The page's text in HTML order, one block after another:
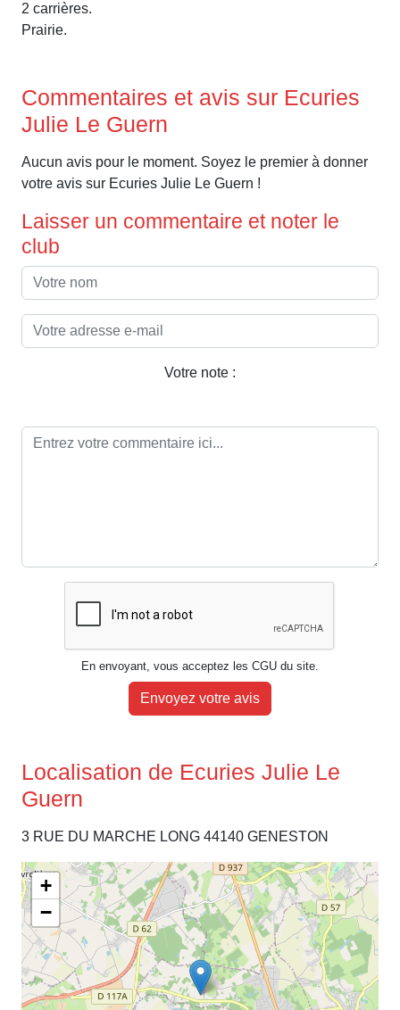
2 carrières.
Prairie.
Commentaires et avis sur Ecuries
Julie Le Guern
Aucun avis pour le moment. Soyez le premier à donner
votre avis sur Ecuries Julie Le Guern !
Laisser un commentaire et noter le
club
Votre note :
En envoyant, vous acceptez les CGU du site.
Envoyez votre avis
Localisation de Ecuries Julie Le
Guern
3 RUE DU MARCHE LONG 44140 GENESTON
+
−